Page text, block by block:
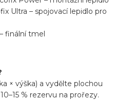
Ultra – spojovací lepidlo pro
finální tmel
× výška) a vydělte plochou
% rezervu na prořezy.